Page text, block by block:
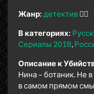
Жанр: детектив 🕵️‍♂️
В категориях:
Сериалы 2018
Описание к
Нина – ботаник. Не
в самом прямом